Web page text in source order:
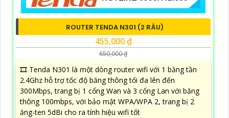
ROUTER TENDA N301 (2 RÂU)
455,000 ₫
650,000 ₫
🎞 Tenda N301 là một dòng router wifi với 1 băng tần
2.4Ghz hỗ trợ tốc độ băng thông tối đa lên đến
300Mbps, trang bị 1 cổng Wan và 3 cổng Lan với băng
thông 100mbps, với bảo mật WPA/WPA 2, trang bị 2
ăng-ten 5dBi cho ra tính hiệu wifi tốt